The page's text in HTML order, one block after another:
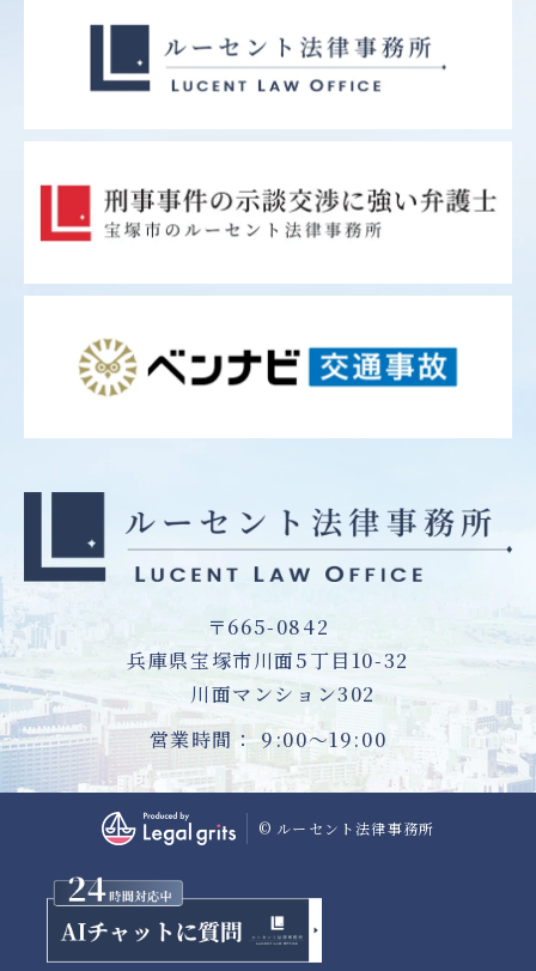
〒665-0842
兵庫県宝塚市川面5丁目10-32
川面マンション302
営業時間： 9:00～19:00
© ルーセント法律事務所